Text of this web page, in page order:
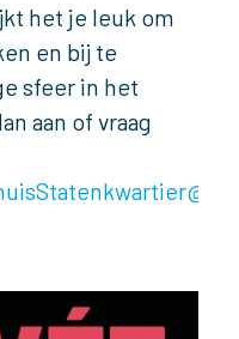
het je leuk om
en bij te
sfeer in het
aan of vraag